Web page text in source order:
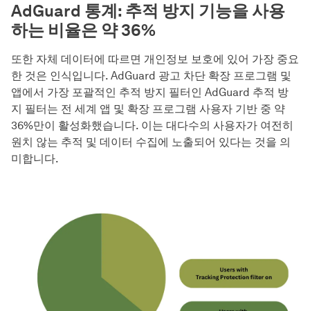
AdGuard 통계: 추적 방지 기능을 사용
하는 비율은 약 36%
또한 자체 데이터에 따르면 개인정보 보호에 있어 가장 중요
한 것은 인식입니다. AdGuard 광고 차단 확장 프로그램 및
앱에서 가장 포괄적인 추적 방지 필터인 AdGuard 추적 방
지 필터는 전 세계 앱 및 확장 프로그램 사용자 기반 중 약
36%만이 활성화했습니다. 이는 대다수의 사용자가 여전히
원치 않는 추적 및 데이터 수집에 노출되어 있다는 것을 의
미합니다.